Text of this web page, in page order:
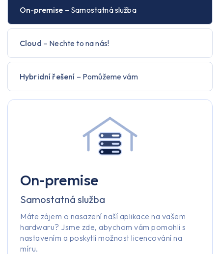
On-premise – Samostatná služba
Cloud – Nechte to na nás!
Hybridní řešení – Pomůžeme vám
On-premise
Samostatná služba
Máte zájem o nasazení naší aplikace na vašem
hardwaru? Jsme zde, abychom vám pomohli s
nastavením a poskytli možnost licencování na
míru.